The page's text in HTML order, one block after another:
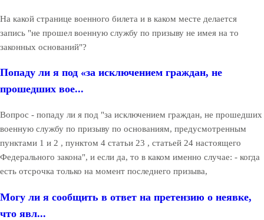
На какой странице военного билета и в каком месте делается
запись "не прошел военную службу по призыву не имея на то
законных оснований"?
Попаду ли я под «за исключением граждан, не
прошедших вое...
Вопрос - попаду ли я под "за исключением граждан, не прошедших
военную службу по призыву по основаниям, предусмотренным
пунктами 1 и 2 , пунктом 4 статьи 23 , статьей 24 настоящего
Федерального закона", и если да, то в каком именно случае: - когда
есть отсрочка только на момент последнего призыва,
Могу ли я сообщить в ответ на претензию о неявке,
что явл...